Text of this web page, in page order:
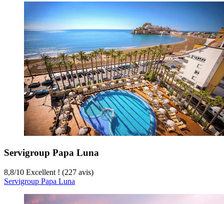
Servigroup Papa Luna
8,8/10 Excellent ! (227 avis)
Servigroup Papa Luna